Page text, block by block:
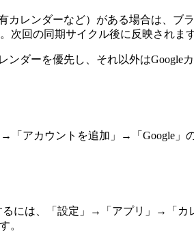
カレンダーなど）がある場合は、ブ
次回の同期サイクル後に反映されます
ダーを優先し、それ以外はGoogle
アカウントを追加」→「Google」
るには、「設定」→「アプリ」→「
。